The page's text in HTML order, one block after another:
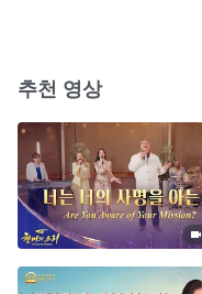
추천 영상